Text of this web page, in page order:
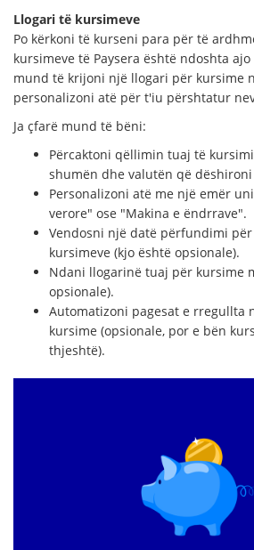
Llogari të kursimeve
Po kërkoni të kurseni para për të
kursimeve të Paysera është ndoshta ajo
mund të krijoni një llogari për kursime
personalizoni atë për t'iu përshtatur
Ja çfarë mund të bëni:
Përcaktoni qëllimin tuaj të
shumën dhe valutën që
Personalizoni atë me një emër
verore" ose "Makina e ëndrrave".
Vendosni një datë përfundimi
kursimeve (kjo është opsionale).
Ndani llogarinë tuaj për kursime
opsionale).
Automatizoni pagesat e rregullta
kursime (opsionale, por e bën
thjeshtë).